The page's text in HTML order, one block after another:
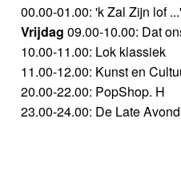
00.00-01.00: 'k Zal Zijn lof ...'
Vrijdag 09.00-10.00: Dat
10.00-11.00: Lok klassiek
11.00-12.00: Kunst en
20.00-22.00: PopShop. H
23.00-24.00: De Late Avond